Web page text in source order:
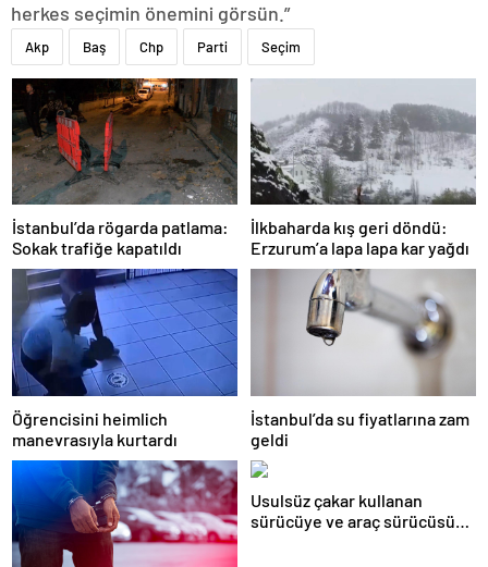
herkes seçimin önemini görsün.”
Akp Baş Chp Parti Seçim
İstanbul’da rögarda patlama:
Sokak trafiğe kapatıldı
İlkbaharda kış geri döndü:
Erzurum’a lapa lapa kar yağdı
Öğrencisini heimlich
manevrasıyla kurtardı
İstanbul’da su fiyatlarına zam
geldi
Usulsüz çakar kullanan
sürücüye ve araç sürücüsüne